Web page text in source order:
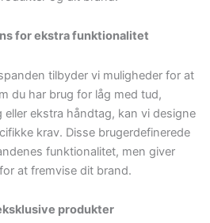
for ekstra funktionalitet
tilbyder vi muligheder for at
du har brug for låg med tud,
ekstra håndtag, kan vi designe
krav. Disse brugerdefinerede
funktionalitet, men giver
at fremvise dit brand.
produkter